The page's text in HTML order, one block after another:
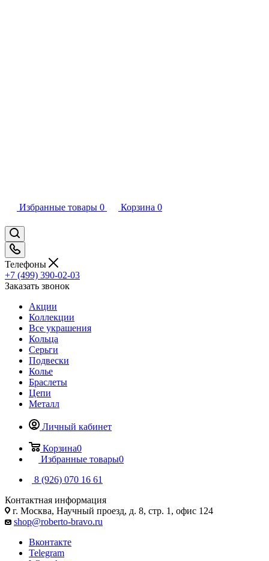
Избранные товары 0 Корзина 0
Телефоны
+7 (499) 390-02-03
Заказать звонок
Акции
Коллекции
Все украшения
Кольца
Серьги
Подвески
Колье
Браслеты
Цепи
Металл
Личный кабинет
Корзина0
Избранные товары0
8 (926) 070 16 61
Контактная информация
г. Москва, Научный проезд, д. 8, стр. 1, офис 124
shop@roberto-bravo.ru
Вконтакте
Telegram